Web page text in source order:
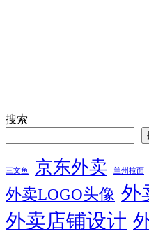
搜索
三文鱼 京东外卖 兰州拉面
外卖LOGO头像 外
外卖店铺设计